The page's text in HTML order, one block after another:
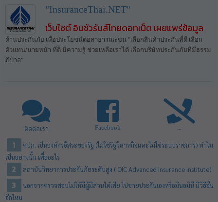
"InsuranceThai.NET"
เว็บไซต์ อินชัวรันส์ไทยดอทเน็ต เผยแพร่ข้อมูล
ด้านประกันภัย เพื่อประโยชน์ต่อสาธารณะชน "เลือกสินค้าประกันที่ดี เลือก
ตัวแทน/นายหน้า ที่ดี มีความรู้ ช่วยเหลือเราได้ เลือกบริษัทประกันภัยที่มีธรรม
ภิบาล"
ติดต่อเรา Facebook ...
คปภ. เป็นองค์กรอิสระของรัฐ (ไม่ใช่รัฐวิสาหกิจและไม่ใช่ระบบราชการ) ทำไม
เป็นอย่างนั้น เพื่ออะไร
สถาบันวิทยาการประกันภัยระดับสูง ( OIC Advanced Insurance Institute)
นอกจากตรวจสอบไม่ให้มีผู้มีส่วนได้เสีย ไปขายประกันเองหรือมีนอมินี มีวิธีอื่น
อีกไหม